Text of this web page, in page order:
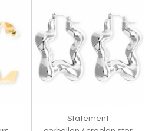
Statement